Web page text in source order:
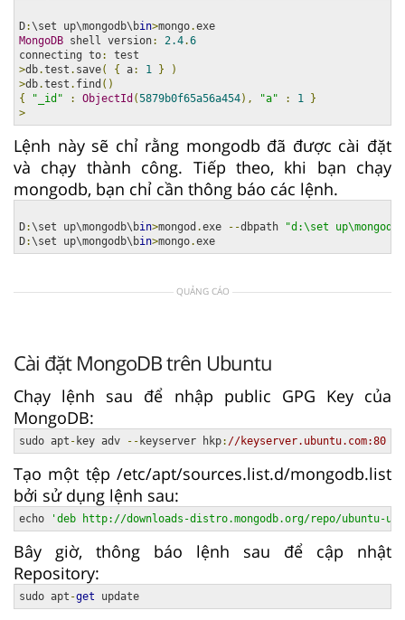
D:\set up\mongodb\bin>mongo.
MongoDB shell version: 2.4.6
connecting to:
>db.test . save( { a: 1 }
)
>db.test . find ()
{
"_id" : ObjectId (5879b0f65a56a454), "a" : 1
}
>
Lệnh này sẽ chỉ rằng mongodb đã được cài đặt
và chạy thành công. Tiếp theo, khi bạn chạy
mongodb, bạn chỉ cần thông báo các lệnh.
D:\set up\mongodb\bin>mongod .exe --dbpath
"d:\set
D:\set up\mongodb\bin>mongo.exe
QUẢNG CÁO
Cài đặt MongoDB trên Ubuntu
Chạy lệnh sau để nhập public GPG Key của
MongoDB:
sudo apt - key adv -- keyserver hkp: //keyserver.ubuntu.com:80 --
Tạo một tệp /etc/apt/sources.list.d/mongodb.list
bởi sử dụng lệnh sau:
echo 'deb http://downloads-distro.mongodb.org/repo/ubuntu-
Bây giờ, thông báo lệnh sau để cập nhật
Repository:
sudo apt -get update